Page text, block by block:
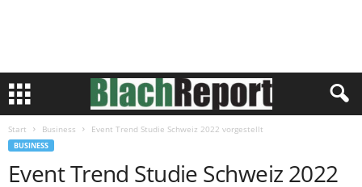
Start Business Event Trend Studie Schweiz 2022 vorgestellt
BUSINESS
Event Trend Studie Schweiz 2022